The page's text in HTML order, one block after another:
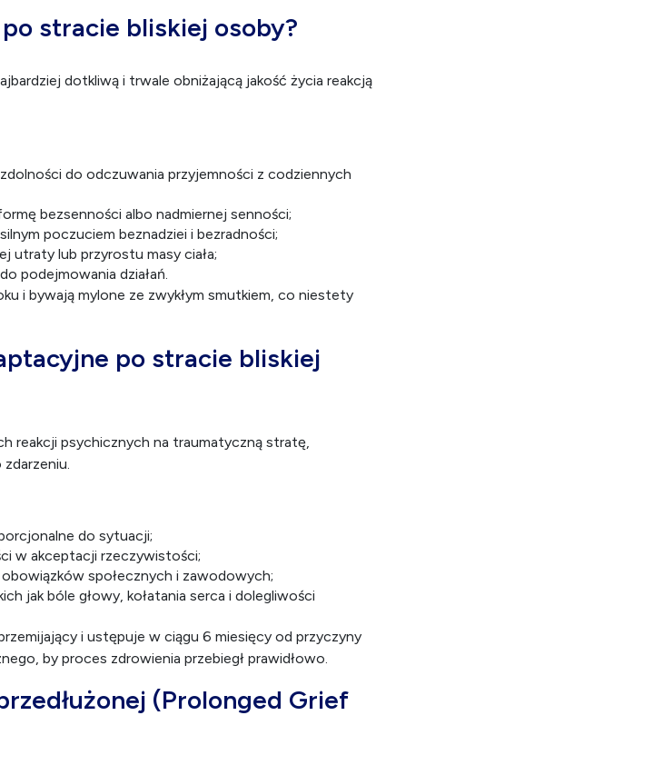
stracie bliskiej osoby?
dotkliwą i trwale obniżającą jakość życia reakcją
do odczuwania przyjemności z codziennych
bezsenności albo nadmiernej senności;
poczuciem beznadziei i bezradności;
utraty lub przyrostu masy ciała;
podejmowania działań.
i bywają mylone ze zwykłym smutkiem, co niestety
po stracie bliskiej
reakcji psychicznych na traumatyczną stratę,
do sytuacji;
w akceptacji rzeczywistości;
społecznych i zawodowych;
jak bóle głowy, kołatania serca i dolegliwości
i ustępuje w ciągu 6 miesięcy od przyczyny
by proces zdrowienia przebiegł prawidłowo.
(Prolonged Grief